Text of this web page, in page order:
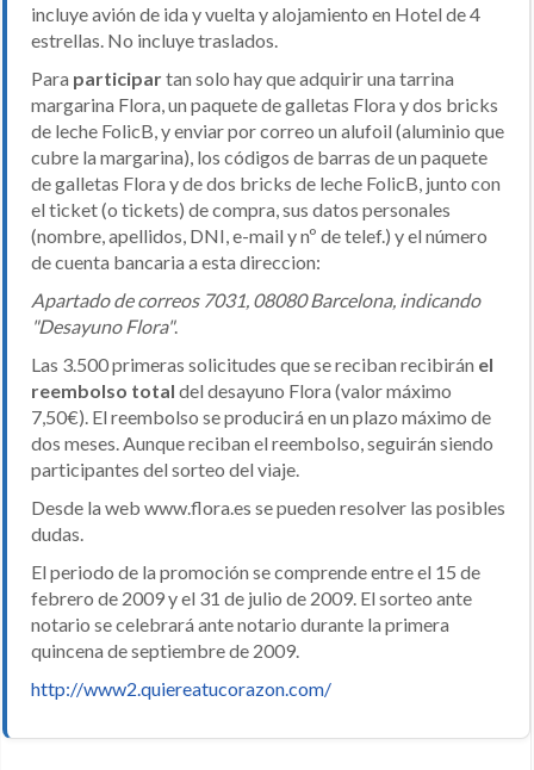
incluye avión de ida y vuelta y alojamiento en Hotel de 4
estrellas. No incluye traslados.
Para participartan solo hay que adquirir una tarrina
margarina Flora, un paquete de galletas Flora y dos bricks
de leche FolicB, y enviar por correo un alufoil (aluminio que
cubre la margarina), los códigos de barras de un paquete
de galletas Flora y de dos bricks de leche FolicB, junto con
el ticket (o tickets) de compra, sus datos personales
(nombre, apellidos, DNI, e-mail y nº de telef.) y el número
de cuenta bancaria a esta direccion:
Apartado de correos 7031, 08080 Barcelona, indicando
"Desayuno Flora".
Las 3.500 primeras solicitudes que se reciban recibirán el
reembolso total del desayuno Flora (valor máximo
7,50€). El reembolso se producirá en un plazo máximo de
dos meses. Aunque reciban el reembolso, seguirán siendo
participantes del sorteo del viaje.
Desde la web www.flora.es se pueden resolver las posibles
dudas.
El periodo de la promoción se comprende entre el 15 de
febrero de 2009 y el 31 de julio de 2009. El sorteo ante
notario se celebrará ante notario durante la primera
quincena de septiembre de 2009.
http://www2.quiereatucorazon.com/